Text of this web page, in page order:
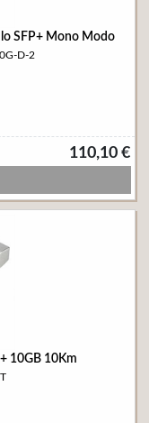
SFP+ Mono Modo
D-2
110,10 €
10GB 10Km